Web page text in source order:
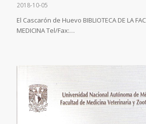
2018-10-05
El Cascarón de Huevo BIBLIOTECA DE LA
MEDICINA Tel/Fax:…